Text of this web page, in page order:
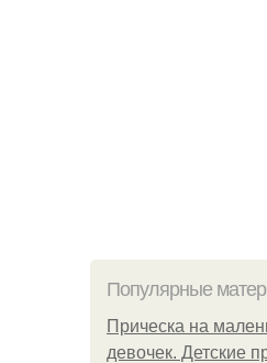
Популярные
Прическа на
девочек. Детские